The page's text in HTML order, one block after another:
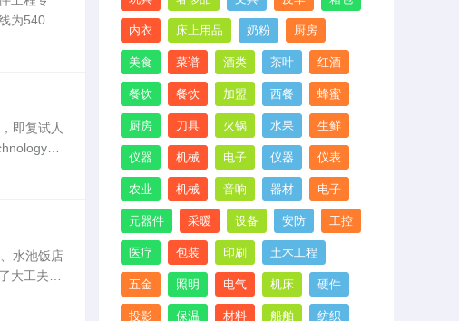
为540
分为596
即复试人
简
水池饭店
大工夫
——饭店
内衣 床上用品 奶粉 厨房
美食 菜谱 酒类 茶叶 红酒
餐饮 餐饮 加盟 西餐 蜂蜜
厨房 刀具 火锅 水果 生鲜
仪器 机械 电子 仪器 仪表
农业 机械 音响 器材 电子
元器件 采暖 设备 安防 工控
医疗 包装 印刷 土木工程
五金 照明 电气 机床 硬件
投影 保温 材料 船舶 纺织